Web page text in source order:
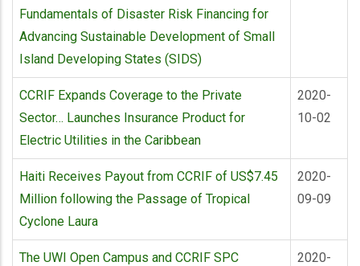
Fundamentals of Disaster Risk Financing for
Advancing Sustainable Development of Small
Island Developing States (SIDS)
CCRIF Expands Coverage to the Private
Sector… Launches Insurance Product for
Electric Utilities in the Caribbean
2020-
10-02
Haiti Receives Payout from CCRIF of US$7.45
Million following the Passage of Tropical
Cyclone Laura
2020-
09-09
The UWI Open Campus and CCRIF SPC
2020-